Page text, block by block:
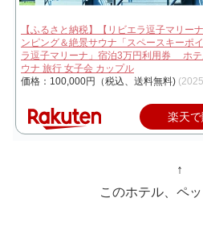
【ふるさと納税】【リビエラ逗子マリー
ンピング＆絶景サウナ「スペースキーポ
ラ逗子マリーナ」宿泊3万円利用券 ホテ
ウナ 旅行 女子会 カップル
価格：100,000円（税込、送料無料)
楽天で
↑
このホテル、ペ